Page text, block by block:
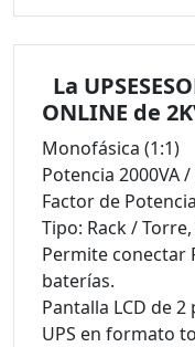
La
ONLINE de
Monofásica (1:1)
Potencia 2000VA
Factor de
Tipo: Rack /
Permite conectar
baterías.
Pantalla LCD de
UPS en formato